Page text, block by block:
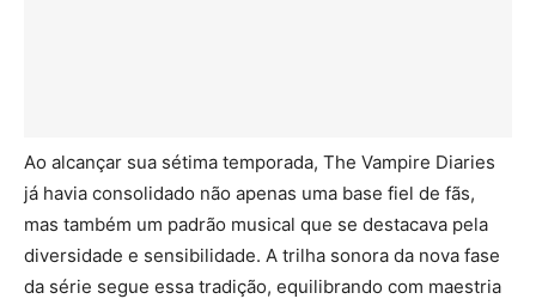
Ao alcançar sua sétima temporada, The Vampire Diaries
já havia consolidado não apenas uma base fiel de fãs,
mas também um padrão musical que se destacava pela
diversidade e sensibilidade. A trilha sonora da nova fase
da série segue essa tradição, equilibrando com maestria